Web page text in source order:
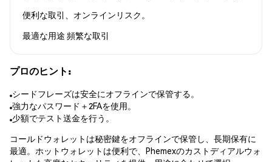
便利な取引、オンラインリスク。
最適な用途 頻繁な取引
プロのヒント:
シードフレーズは安全にオフラインで保管する。
強力なパスワード＋2FAを使用。
少額でテスト送金を行う。
コールドウォレットは秘密鍵をオフラインで保管し、長期保有に
最適。ホットウォレットは便利で、Phemexのカストディアルウォ